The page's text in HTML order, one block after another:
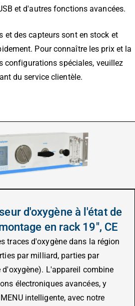
et d'autres fonctions avancées.
et des capteurs sont en stock et
Pour connaître les prix et la
configurations spéciales, veuillez
du service clientèle.
d'oxygène à l'état de
en rack 19", CE
traces d'oxygène dans la région
par milliard, parties par
L'appareil combine
électroniques avancées, y
intelligente, avec notre